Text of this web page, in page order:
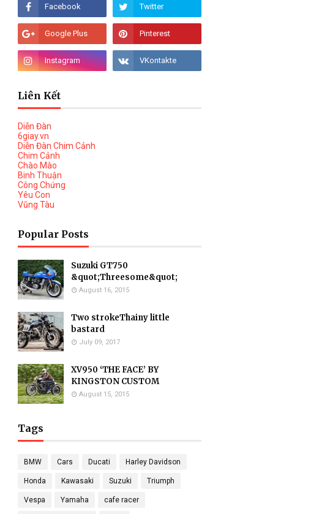
Liên Kết
Diễn Đàn
6giay.vn
Diễn Đàn Chim Cảnh
Chim Cảnh
Chào Mào
Binh Thuận
Công Chứng
Yêu Con
Vũng Tàu
Popular Posts
Suzuki GT750
&quot;Threesome&quot;
August 16, 2015
Two strokeThainy little
bastard
July 09, 2017
XV950 ‘THE FACE’ BY
KINGSTON CUSTOM
August 15, 2015
Tags
BMW Cars Ducati Harley Davidson
Honda Kawasaki Suzuki Triumph
Vespa Yamaha cafe racer